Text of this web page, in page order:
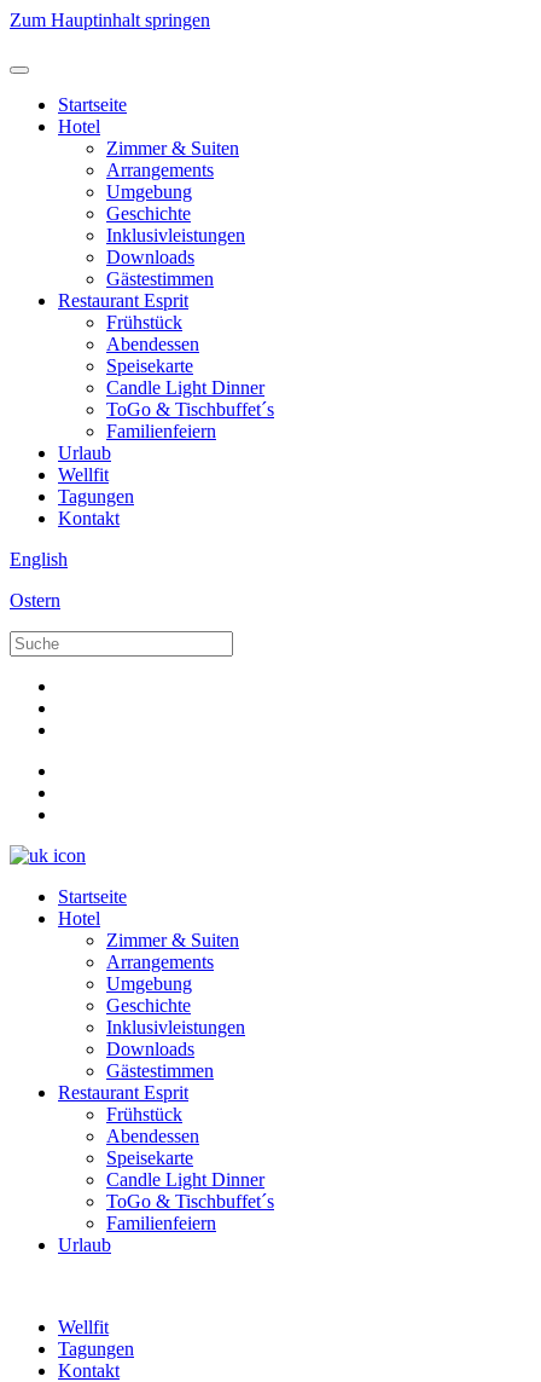
Zum Hauptinhalt springen
Startseite
Hotel
Zimmer & Suiten
Arrangements
Umgebung
Geschichte
Inklusivleistungen
Downloads
Gästestimmen
Restaurant Esprit
Frühstück
Abendessen
Speisekarte
Candle Light Dinner
ToGo & Tischbuffet´s
Familienfeiern
Urlaub
Wellfit
Tagungen
Kontakt
English
Ostern
Startseite
Hotel
Zimmer & Suiten
Arrangements
Umgebung
Geschichte
Inklusivleistungen
Downloads
Gästestimmen
Restaurant Esprit
Frühstück
Abendessen
Speisekarte
Candle Light Dinner
ToGo & Tischbuffet´s
Familienfeiern
Urlaub
Wellfit
Tagungen
Kontakt